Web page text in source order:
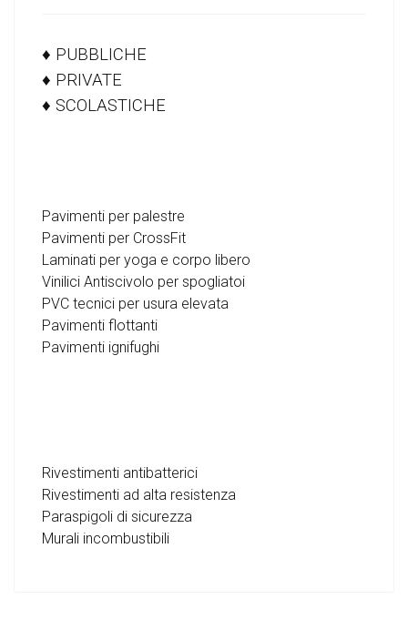
♦ PUBBLICHE
♦ PRIVATE
♦ SCOLASTICHE
Pavimenti per palestre
Pavimenti per CrossFit
Laminati per yoga e corpo libero
Vinilici Antiscivolo per spogliatoi
PVC tecnici per usura elevata
Pavimenti flottanti
Pavimenti ignifughi
Rivestimenti antibatterici
Rivestimenti ad alta resistenza
Paraspigoli di sicurezza
Murali incombustibili